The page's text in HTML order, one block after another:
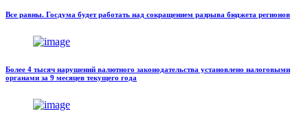
Все равны. Госдума будет работать над сокращением разрыва бюджета регионов
Более 4 тысяч нарушений валютного законодательства установлено налоговыми
органами за 9 месяцев текущего года